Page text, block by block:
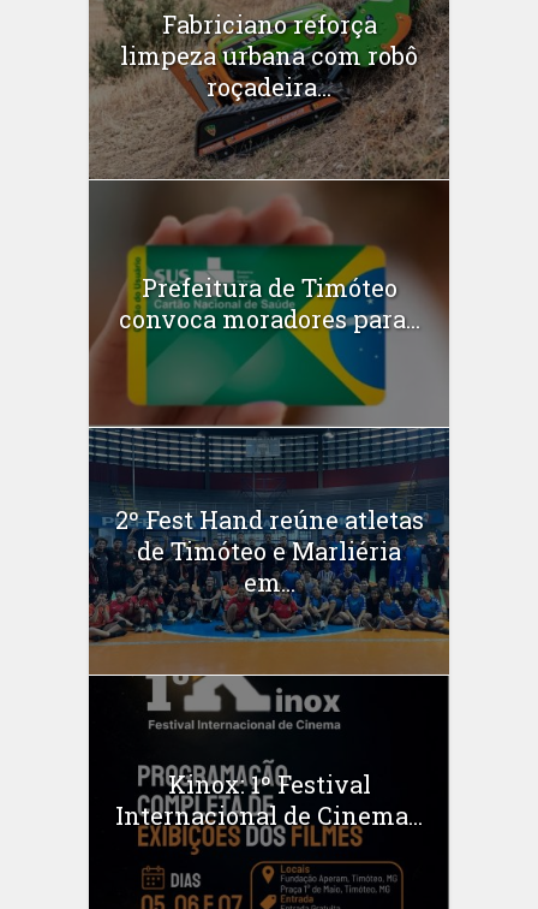
Fabriciano reforça
limpeza urbana com robô
roçadeira...
Prefeitura de Timóteo
convoca moradores para...
2º Fest Hand reúne atletas
de Timóteo e Marliéria
em...
Kinox: 1º Festival
Internacional de Cinema...